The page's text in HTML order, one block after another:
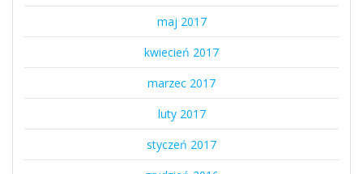
maj 2017
kwiecień 2017
marzec 2017
luty 2017
styczeń 2017